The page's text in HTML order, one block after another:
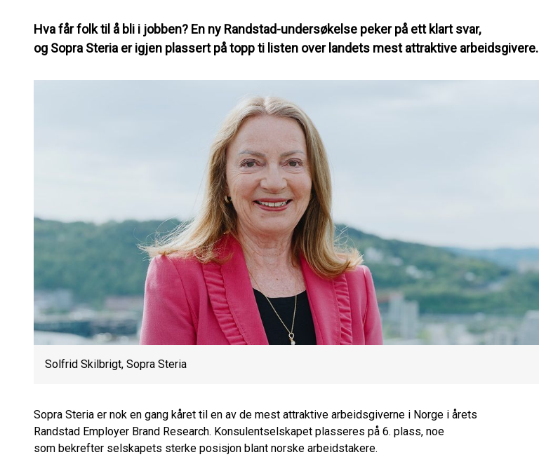
Hva får folk til å bli i jobben? En ny Randstad-undersøkelse peker på ett klart svar,
og Sopra Steria er igjen plassert på topp ti listen over landets mest attraktive arbeidsgivere.
Solfrid Skilbrigt, Sopra Steria
Sopra Steria er nok en gang kåret til en av de mest attraktive arbeidsgiverne i Norge i årets
Randstad Employer Brand Research. Konsulentselskapet plasseres på 6. plass, noe
som bekrefter selskapets sterke posisjon blant norske arbeidstakere.